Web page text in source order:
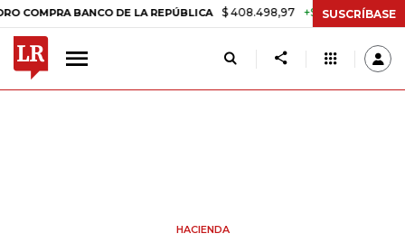
BANCO DE LA REPÚBLICA $ 408.498,97 +$ 8.753,81 +2,19%
SUSCRÍBASE
HACIENDA